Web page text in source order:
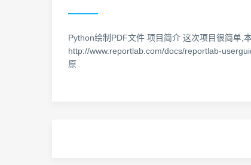
Python绘制PDF文件 项目简介 这次项目很简单,
http://www.reportlab.com/docs/reportlab-
原